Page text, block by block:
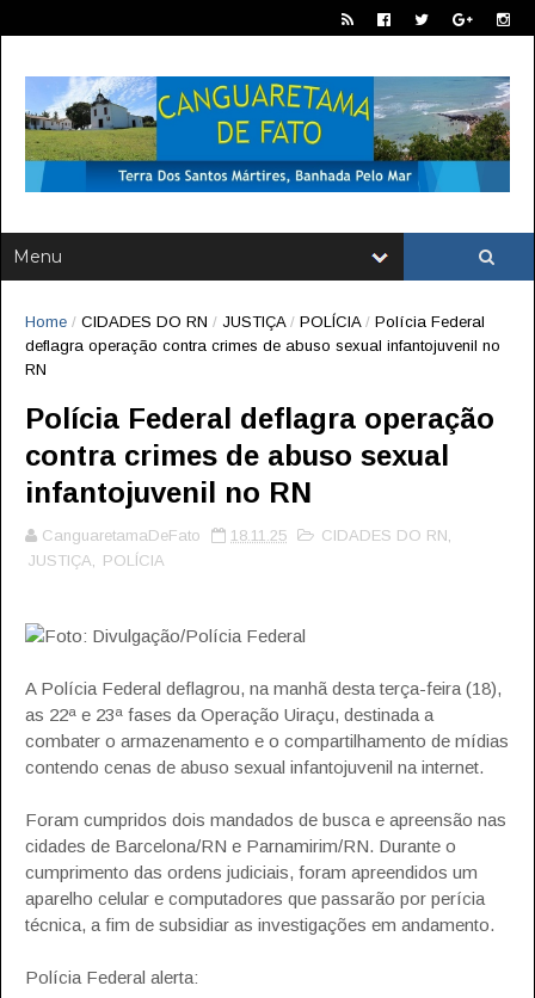
Home / CIDADES DO RN / JUSTIÇA / POLÍCIA / Polícia Federal
deflagra operação contra crimes de abuso sexual infantojuvenil no
RN
Polícia Federal deflagra operação
contra crimes de abuso sexual
infantojuvenil no RN
CanguaretamaDeFato 18.11.25 CIDADES DO RN,
JUSTIÇA, POLÍCIA
Foto: Divulgação/Polícia Federal
A Polícia Federal deflagrou, na manhã desta terça-feira (18),
as 22ª e 23ª fases da Operação Uiraçu, destinada a
combater o armazenamento e o compartilhamento de mídias
contendo cenas de abuso sexual infantojuvenil na internet.
Foram cumpridos dois mandados de busca e apreensão nas
cidades de Barcelona/RN e Parnamirim/RN. Durante o
cumprimento das ordens judiciais, foram apreendidos um
aparelho celular e computadores que passarão por perícia
técnica, a fim de subsidiar as investigações em andamento.
Polícia Federal alerta: